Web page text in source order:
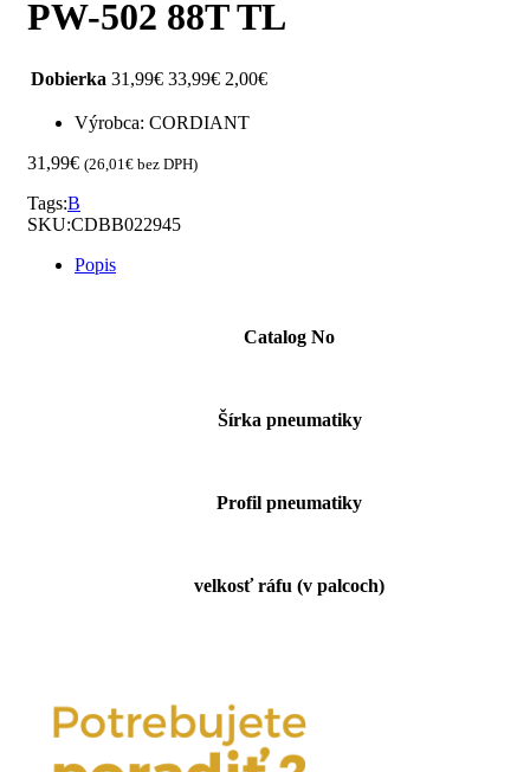
PW-502 88T TL
Dobierka 31,99€ 33,99€ 2,00€
Výrobca: CORDIANT
31,99€ (26,01 € bez DPH)
Tags:B
SKU:CDBB022945
Popis
Catalog No
Šírka pneumatiky
Profil pneumatiky
velkosť ráfu (v palcoch)